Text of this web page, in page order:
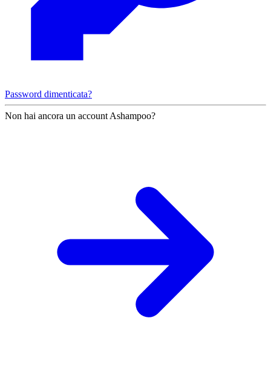
Password dimenticata?
Non hai ancora un account Ashampoo?